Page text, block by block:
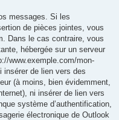
messages. Si les
de pièces jointes, vous
Dans le cas contraire, vous
hébergée sur un serveur
www.exemple.com/mon-
insérer de lien vers des
(à moins, bien évidemment,
ni insérer de lien vers
système d’authentification,
électronique de Outlook